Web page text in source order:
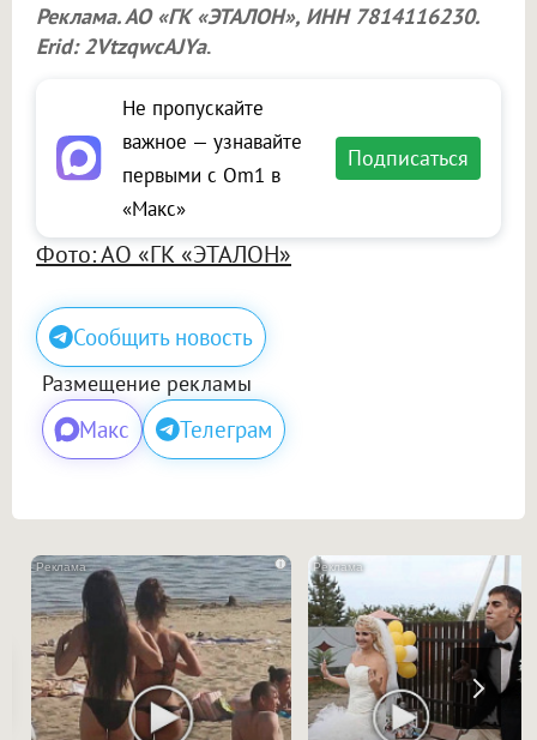
Реклама. АО «ГК «ЭТАЛОН», ИНН 7814116230.
Erid: 2VtzqwcAJYa.
Не пропускайте
важное — узнавайте
первыми с Om1 в
«Макс»
Подписаться
Фото: АО «ГК «ЭТАЛОН»
Сообщить новость
Размещение рекламы
Макс Телеграм
i